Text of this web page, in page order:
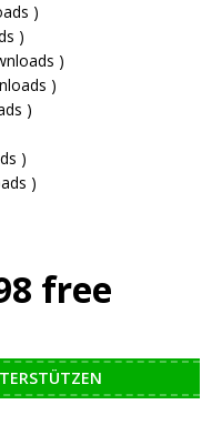
)
)
)
)
)
)
)
free